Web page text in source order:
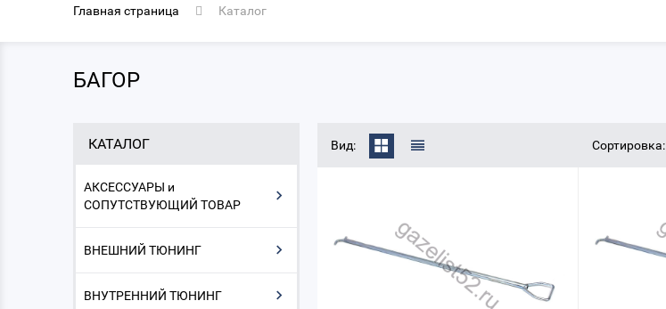
Главная страница Каталог
БАГОР
КАТАЛОГ
АКСЕССУАРЫ и
СОПУТСТВУЮЩИЙ ТОВАР
ВНЕШНИЙ ТЮНИНГ
ВНУТРЕННИЙ ТЮНИНГ
Вид: Сортировка: